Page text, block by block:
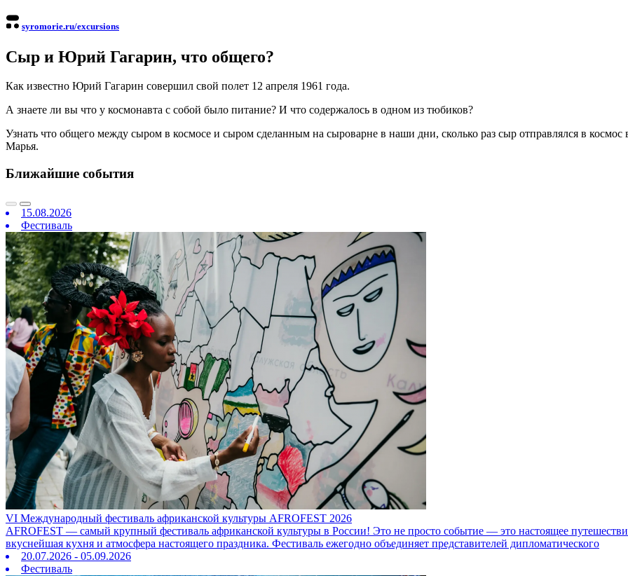
syromorie.ru/excursions
Сыр и Юрий Гагарин, что общего?
Как известно Юрий Гагарин совершил свой полет 12 апреля 1961 года.
А знаете ли вы что у космонавта с собой было питание? И что содержалось в одном из тюбиков?
Узнать что общего между сыром в космосе и сыром сделанным на сыроварне в наши дни, сколько раз сыр отправлялся в
Марья.
Ближайшие события
15.08.2026
Фестиваль
VI Международный фестиваль африканской культуры AFROFEST 2026
AFROFEST — самый крупный фестиваль африканской культуры в России! Это не просто событие — это настоящее
вкуснейшая кухня и атмосфера настоящего праздника. Фестиваль ежегодно объединяет представителей дипломатического
20.07.2026 - 05.09.2026
Фестиваль